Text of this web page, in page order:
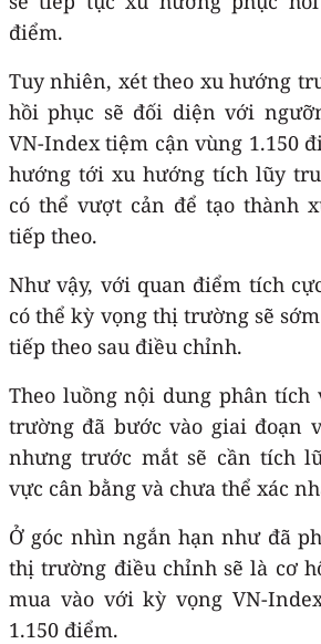
điểm.
Tuy nhiên, xét theo xu hướng
hồi phục sẽ đối diện với
VN-Indextiệm cận vùng 1.150
hướng tới xu hướng tích lũy
có thể vượt cản để tạo thành
tiếp theo.
Như vậy, với quan điểm tích
có thể kỳ vọng thị trường sẽ
tiếp theo sau điều chỉnh.
Theo luồng nội dung phân
trường đã bước vào giai đoạn
nhưng trước mắt sẽ cần tích
vực cân bằng và chưa thể xác
Ở góc nhìn ngắn hạn như đã
thị trường điều chỉnh sẽ là cơ
mua vào với kỳ vọng VN-
1.150 điểm.